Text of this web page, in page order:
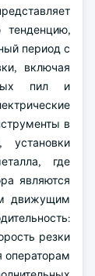
тенденцию,
период с
включая
пил и
в
установки
где
являются
движущим
резки
операторам